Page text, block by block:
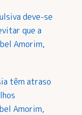
deve-se
que a
Amorim,
têm atraso
Amorim,